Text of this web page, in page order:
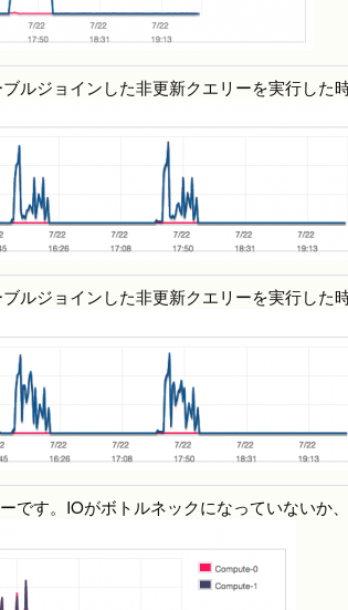
ルジョインした非更新クエリーを実行し
ルジョインした非更新クエリーを実行し
です。IOがボトルネックになっていない